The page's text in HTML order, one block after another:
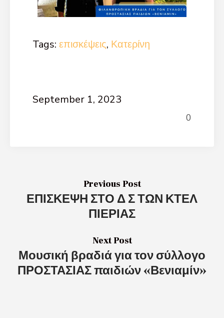
Tags: επισκέψεις, Κατερίνη
September 1, 2023
0
ΕΠΙΣΚΕΨΗ ΣΤΟ Δ Σ ΤΩΝ ΚΤΕΛ
ΠΙΕΡΙΑΣ
Previous Post
Μουσική βραδιά για τον σύλλογο
ΠΡΟΣΤΑΣΙΑΣ παιδιών «Βενιαμίν»
Next Post